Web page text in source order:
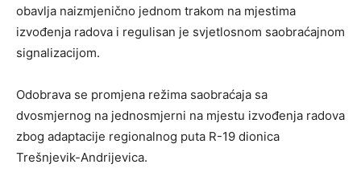
obavlja naizmjenično jednom trakom na mjestima
izvođenja radova i regulisan je svjetlosnom saobraćajnom
signalizacijom.
Odobrava se promjena režima saobraćaja sa
dvosmjernog na jednosmjerni na mjestu izvođenja radova
zbog adaptacije regionalnog puta R-19 dionica
Trešnjevik-Andrijevica.